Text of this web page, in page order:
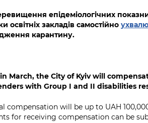
епідеміологічних
освітніх закладів самостійно
карантину.
March, the City of Kyiv will
with Group I and II disabilities
compensation will be up to UAH
for receiving compensation can be